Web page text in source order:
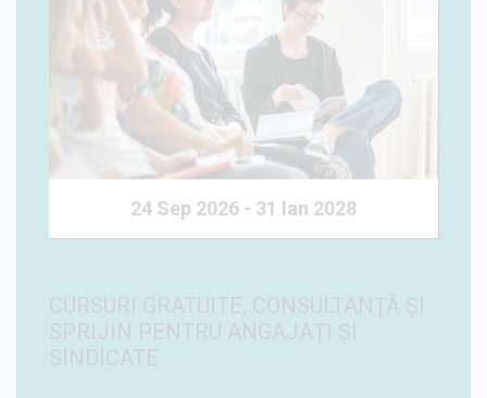
24 Sep 2026 - 31 Ian 2028
CURSURI GRATUITE, CONSULTANȚĂ ȘI
SPRIJIN PENTRU ANGAJAȚI ȘI
SINDICATE